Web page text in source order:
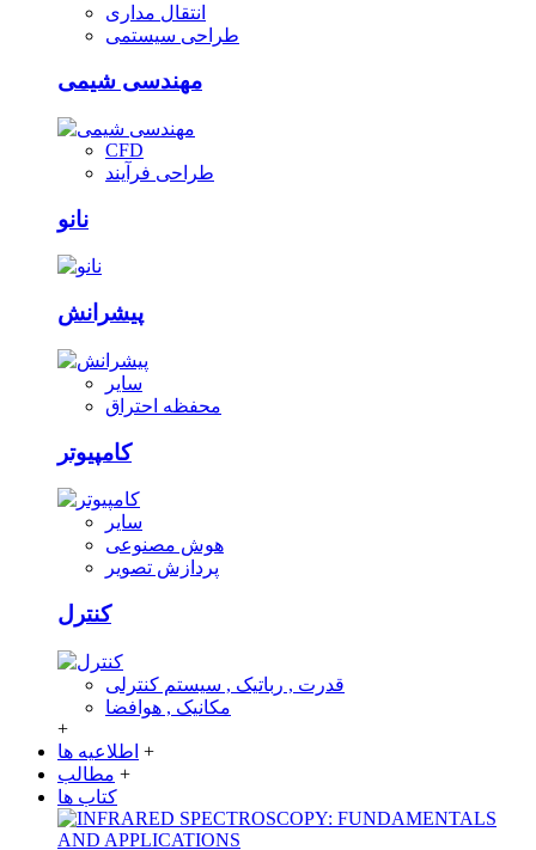
انتقال مداری
طراحی سیستمی
مهندسی شیمی
CFD
طراحی فرآیند
نانو
پیشرانش
سایر
محفظه احتراق
کامپیوتر
سایر
هوش مصنوعی
پردازش تصویر
کنترل
قدرت , رباتیک , سیستم کنترلی
مکانیک , هوافضا
+
اطلاعیه ها +
مطالب +
کتاب ها